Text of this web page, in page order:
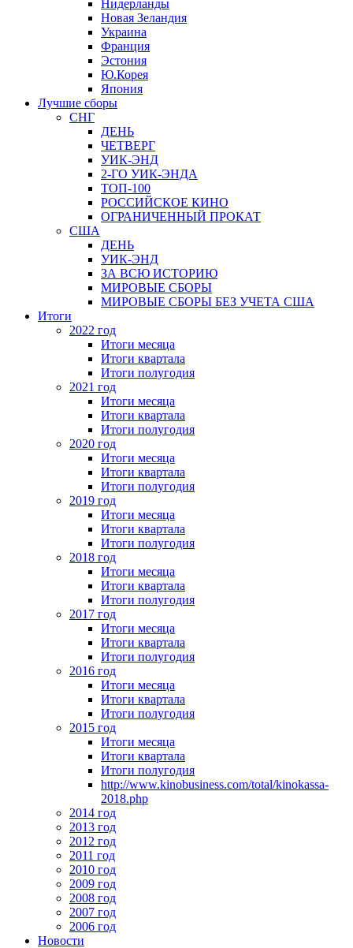
Нидерланды
Новая Зеландия
Украина
Франция
Эстония
Ю.Корея
Япония
Лучшие сборы
СНГ
ДЕНЬ
ЧЕТВЕРГ
УИК-ЭНД
2-ГО УИК-ЭНДА
ТОП-100
РОССИЙСКОЕ КИНО
ОГРАНИЧЕННЫЙ ПРОКАТ
США
ДЕНЬ
УИК-ЭНД
ЗА ВСЮ ИСТОРИЮ
МИРОВЫЕ СБОРЫ
МИРОВЫЕ СБОРЫ БЕЗ УЧЕТА США
Итоги
2022 год
Итоги месяца
Итоги квартала
Итоги полугодия
2021 год
Итоги месяца
Итоги квартала
Итоги полугодия
2020 год
Итоги месяца
Итоги квартала
Итоги полугодия
2019 год
Итоги месяца
Итоги квартала
Итоги полугодия
2018 год
Итоги месяца
Итоги квартала
Итоги полугодия
2017 год
Итоги месяца
Итоги квартала
Итоги полугодия
2016 год
Итоги месяца
Итоги квартала
Итоги полугодия
2015 год
Итоги месяца
Итоги квартала
Итоги полугодия
http://www.kinobusiness.com/total/kinokassa-
2018.php
2014 год
2013 год
2012 год
2011 год
2010 год
2009 год
2008 год
2007 год
2006 год
Новости